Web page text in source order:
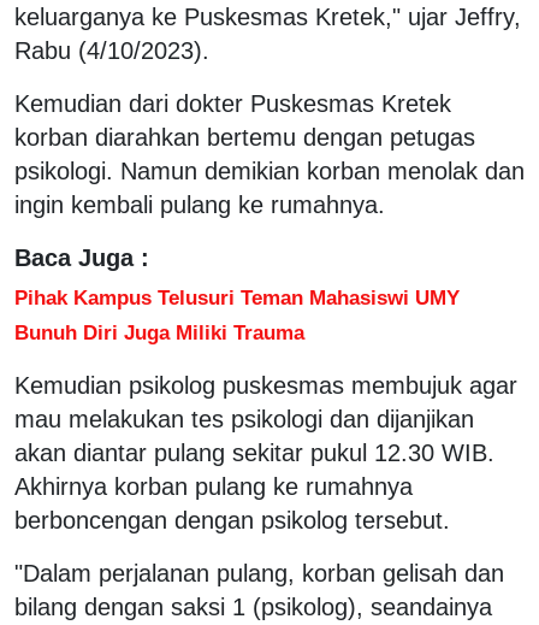
keluarganya ke Puskesmas Kretek," ujar Jeffry,
Rabu (4/10/2023).
Kemudian dari dokter Puskesmas Kretek
korban diarahkan bertemu dengan petugas
psikologi. Namun demikian korban menolak dan
ingin kembali pulang ke rumahnya.
Baca Juga :
Pihak Kampus Telusuri Teman Mahasiswi UMY
Bunuh Diri Juga Miliki Trauma
Kemudian psikolog puskesmas membujuk agar
mau melakukan tes psikologi dan dijanjikan
akan diantar pulang sekitar pukul 12.30 WIB.
Akhirnya korban pulang ke rumahnya
berboncengan dengan psikolog tersebut.
"Dalam perjalanan pulang, korban gelisah dan
bilang dengan saksi 1 (psikolog), seandainya